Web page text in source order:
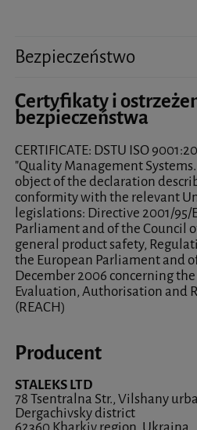
Bezpieczeństwo
Certyfikaty i
bezpieczeństwa
CERTIFICATE: DSTU ISO
"Quality Management
object of the declaration
conformity with the relevant
legislations: Directive 2001/95/
Parliament and of the Council
general product safety,
the European Parliament and
December 2006 concerning
Evaluation, Authorisation and
(REACH)
Producent
STALEKS LTD
78 Tsentralna Str., Vilshany
Dergachivsky district